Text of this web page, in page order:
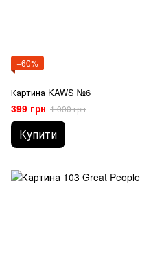
−60%
Картина KAWS №6
399 грн 1 000 грн
Купити